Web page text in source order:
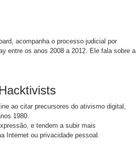
acompanha o processo judicial por
entre os anos 2008 a 2012. Ele fala sobre a
ao citar precursores do ativismo digital,
1980.
e tendem a subir mais
Internet ou privacidade pessoal.